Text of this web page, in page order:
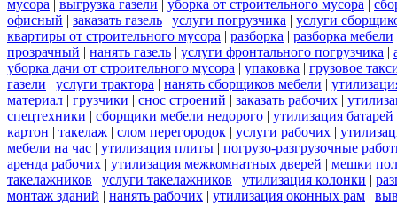
мусора | выгрузка газели | уборка от строительного мусора |
офисный | заказать газель | услуги погрузчика | услуги
квартиры от строительного мусора | разборка | разборка мебели
прозрачный | нанять газель | услуги фронтального погрузчика |
уборка дачи от строительного мусора | упаковка | грузовое
газели | услуги трактора | нанять сборщиков мебели |
материал | грузчики | снос строений | заказать рабочих |
спецтехники | сборщики мебели недорого | утилизация батарей
картон | такелаж | слом перегородок | услуги рабочих |
мебели на час | утилизация плиты | погрузо-разгрузочные
аренда рабочих | утилизация межкомнатных дверей | мешки
такелажников | услуги такелажников | утилизация колонки |
монтаж зданий | нанять рабочих | утилизация оконных рам |